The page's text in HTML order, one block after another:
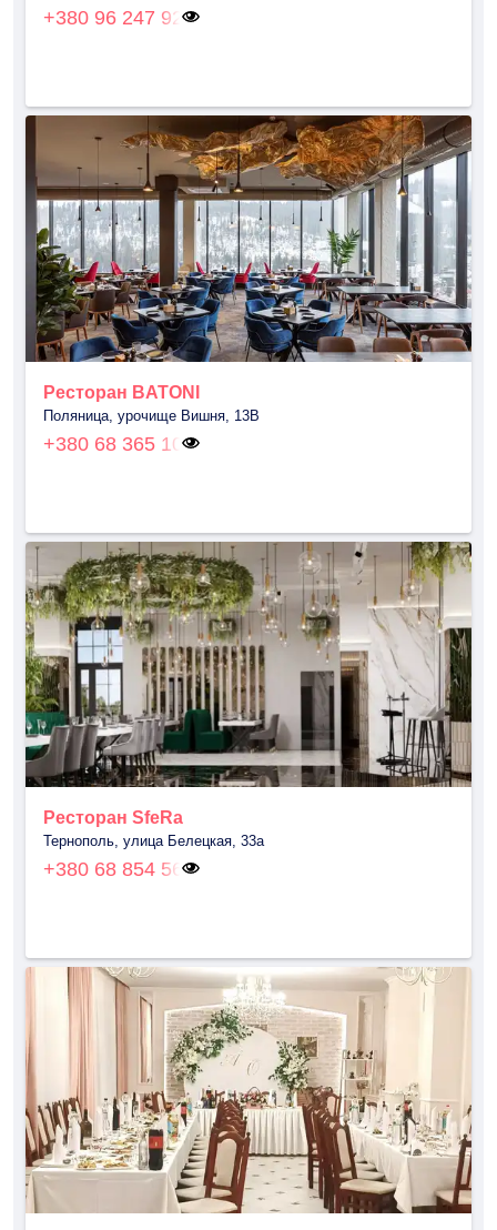
+380 96 247 92
Ресторан BATONI
Поляница, урочище Вишня, 13В
+380 68 365 10
Ресторан SfeRa
Тернополь, улица Белецкая, 33а
+380 68 854 56